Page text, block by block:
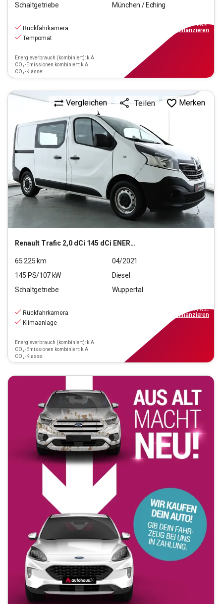
Schaltgetriebe
München / Eching
Rückfahrkamera
Tempomat
Energieverbrauch (kombiniert): k.A.
CO₂-Emissionen kombiniert: k.A.
CO₂-Klasse:
inkl.MwSt.
finanzieren
Renault Trafic 2,0 dCi 145 dCi ENERGY L1H1 3,0t Komfort
Vergleichen Teilen Merken
65.225 km
04/2021
145 PS/107 kW
Diesel
Schaltgetriebe
Wuppertal
Rückfahrkamera
Klimaanlage
Energieverbrauch (kombiniert): k.A.
CO₂-Emissionen kombiniert: k.A.
CO₂-Klasse:
inkl.MwSt.
finanzieren